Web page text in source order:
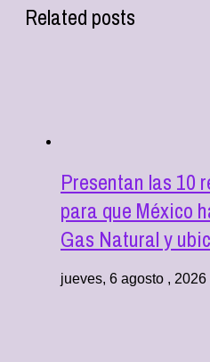
Related posts
Presentan las 10
para que México
Gas Natural y
jueves, 6 agosto , 2026